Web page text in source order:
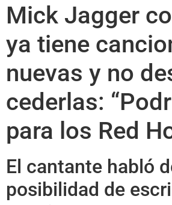
Mick Jagger
ya tiene
nuevas y no
cederlas:
para los Red
El cantante habló
posibilidad de